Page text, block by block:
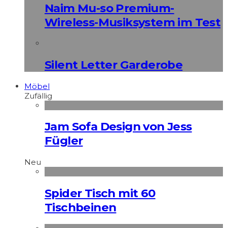
Naim Mu-so Premium-
Wireless-Musiksystem im Test
Silent Letter Garderobe
Möbel
Zufällig
Jam Sofa Design von Jess
Fügler
Neu
Spider Tisch mit 60
Tischbeinen